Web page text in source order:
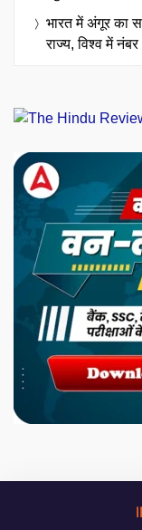
भारत में अंगूर का
राज्य, विश्व में